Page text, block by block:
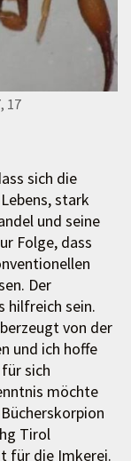
17
sich die
stark
und seine
Folge, dass
Der
hilfreich sein.
von der
und ich hoffe
sich
möchte
Tirol
für die Imkerei.